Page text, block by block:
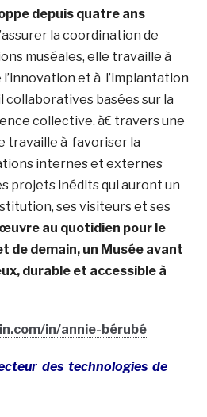
depuis quatre ans
la coordination de
muséales, elle travaille à
et à l’implantation
collaboratives basées sur la
collective. à€ travers une
travaille à favoriser la
internes et externes
projets inédits qui auront un
ses visiteurs et ses
au quotidien pour le
de demain, un Musée avant
durable et accessible à
in/annie-bérubé
des technologies de